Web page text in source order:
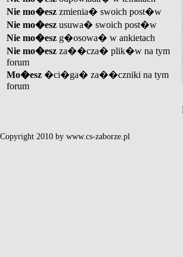
Nie mo�esz zmienia� swoich post�w
Nie mo�esz usuwa� swoich post�w
Nie mo�esz g�osowa� w ankietach
Nie mo�esz za��cza� plik�w na tym
forum
Mo�esz �ci�ga� za��czniki na tym
forum
Copyright 2010 by www.cs-zaborze.pl